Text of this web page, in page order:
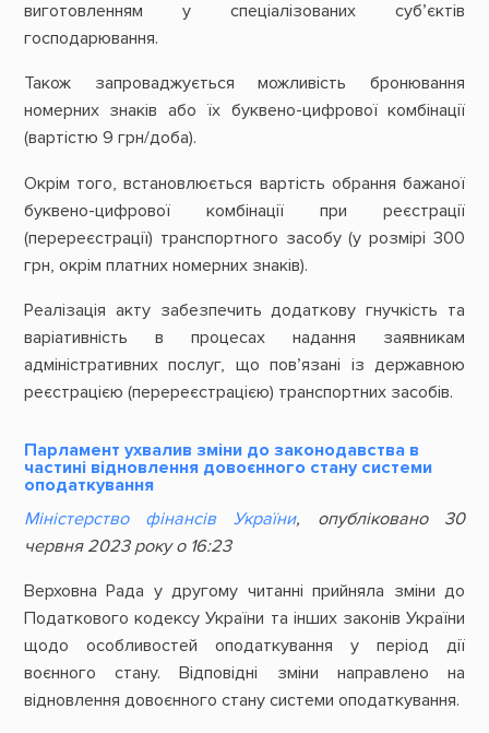
виготовленням у спеціалізованих суб’єктів
господарювання.
Також запроваджується можливість бронювання
номерних знаків або їх буквено-цифрової комбінації
(вартістю 9 грн/доба).
Окрім того, встановлюється вартість обрання бажаної
буквено-цифрової комбінації при реєстрації
(перереєстрації) транспортного засобу (у розмірі 300
грн, окрім платних номерних знаків).
Реалізація акту забезпечить додаткову гнучкість та
варіативність в процесах надання заявникам
адміністративних послуг, що пов’язані із державною
реєстрацією (перереєстрацією) транспортних засобів.
Парламент ухвалив зміни до законодавства в
частині відновлення довоєнного стану системи
оподаткування
Міністерство фінансів України, опубліковано 30
червня 2023 року о 16:23
Верховна Рада у другому читанні прийняла зміни до
Податкового кодексу України та інших законів України
щодо особливостей оподаткування у період дії
воєнного стану. Відповідні зміни направлено на
відновлення довоєнного стану системи оподаткування.